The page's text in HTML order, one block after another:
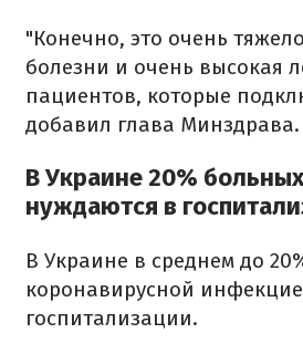
"Конечно, это очень
болезни и очень высокая
пациентов, которые
добавил глава Минздрава.
В Украине 20% больных
нуждаются в
В Украине в среднем до
коронавирусной
госпитализации.